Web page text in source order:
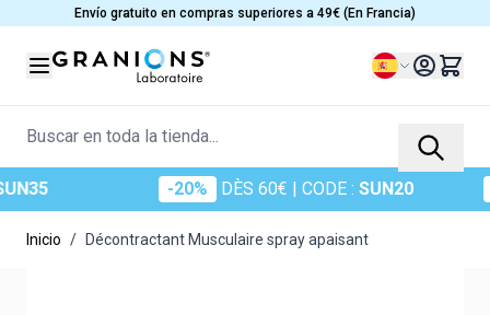
Ir al contenidoEnvío gratuito en compras superiores a 49€ (En Francia)
Lenguaje
Buscar en toda la tienda...
DÈS 60€| CODE :SUN20
Inicio / Décontractant Musculaire spray apaisant